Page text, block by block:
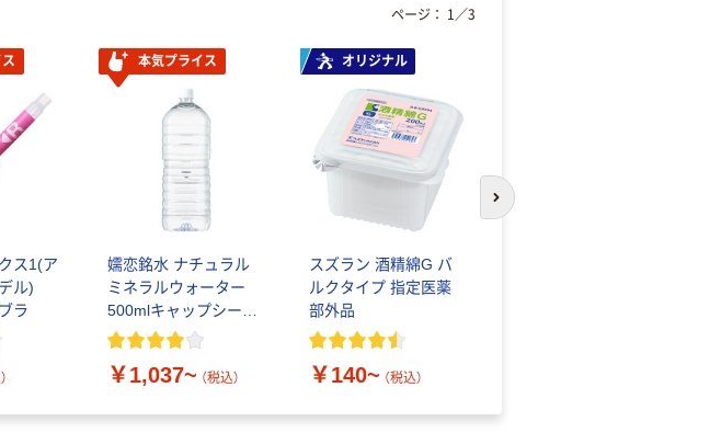
ス1(ア
デル)
ラ
本気プライス
嬬恋銘水 ナチュラル
ミネラルウォーター
500mlキャップシール
付き／2Lラベルレス
￥1,037~ （税込）
オリジナル
スズラン 酒精綿G バ
ルクタイプ 指定医薬
部外品
￥140~ （税込）
ページ： 1 ／3
次のスライドへ